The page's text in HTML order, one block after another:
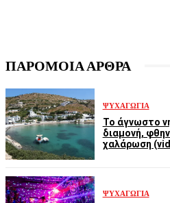
ΠΑΡΟΜΟΙΑ ΑΡΘΡΑ
ΨΥΧΑΓΩΓΊΑ
Το άγνωστο
διαμονή,
χαλάρωση
ΨΥΧΑΓΩΓΊΑ